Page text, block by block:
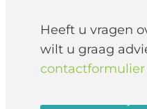
Heeft u vragen
wilt u graag
contactformulier